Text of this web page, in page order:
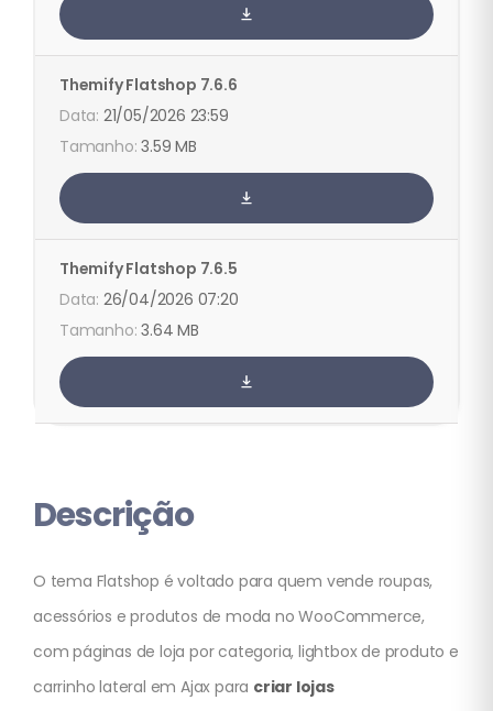
ThemifyFlatshop 7.6.6
21/05/2026 23:59
3.59 MB
ThemifyFlatshop 7.6.5
26/04/2026 07:20
3.64 MB
Descrição
O tema Flatshop é voltado para quem vende roupas,
acessórios e produtos de moda no WooCommerce,
com páginas de loja por categoria, lightbox de produto e
carrinho lateral em Ajax para criar lojas